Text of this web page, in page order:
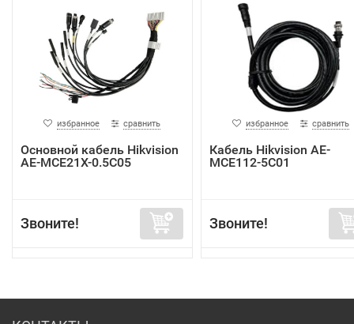
избранное сравнить
Основной кабель Hikvision
AE-MCE21X-0.5C05
Звоните!
избранное сравнить
Кабель Hikvision AE-
MCE112-5C01
Звоните!